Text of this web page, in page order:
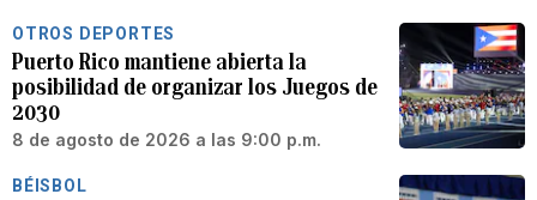
OTROS DEPORTES
Puerto Rico mantiene abierta la
posibilidad de organizar los Juegos de
2030
8 de agosto de 2026 a las 9:00 p.m.
BÉISBOL